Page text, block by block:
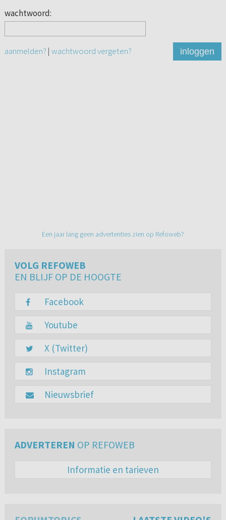
wachtwoord:
aanmelden? | wachtwoord vergeten? inloggen
Een jaar lang geen advertenties zien op Refoweb?
VOLG REFOWEB
EN BLIJF OP DE HOOGTE
Facebook
Youtube
X (Twitter)
Instagram
Nieuwsbrief
ADVERTEREN OP REFOWEB
Informatie en tarieven